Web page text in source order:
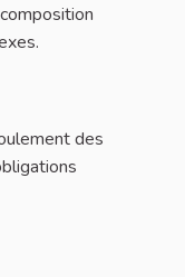
des